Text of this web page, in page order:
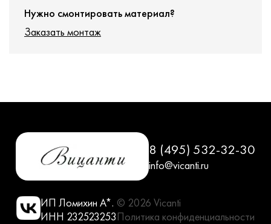
Нужно смонтировать материал?
Заказать монтаж
8 (495) 532-32-30
info@vicanti.ru
ИП Ломихин А*.
ИНН 232523253
© 2026 Vicanti
Политика конфиденциальности